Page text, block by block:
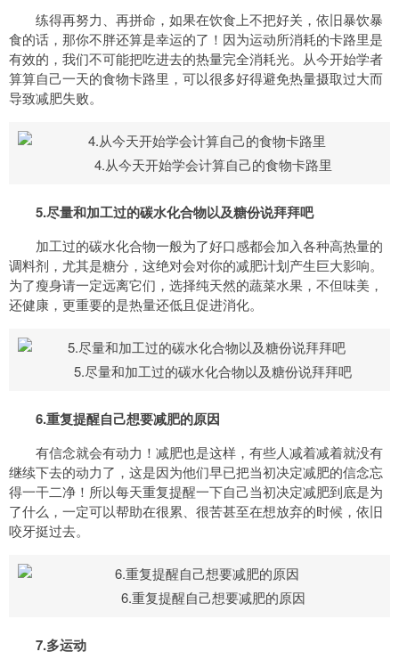
练得再努力、再拼命，如果在饮食上不把好关，依旧暴饮暴
食的话，那你不胖还算是幸运的了！因为运动所消耗的卡路里是
有效的，我们不可能把吃进去的热量完全消耗光。从今开始学者
算算自己一天的食物卡路里，可以很多好得避免热量摄取过大而
导致减肥失败。
4.从今天开始学会计算自己的食物卡路里
5.尽量和加工过的碳水化合物以及糖份说拜拜吧
加工过的碳水化合物一般为了好口感都会加入各种高热量的
调料剂，尤其是糖分，这绝对会对你的减肥计划产生巨大影响。
为了瘦身请一定远离它们，选择纯天然的蔬菜水果，不但味美，
还健康，更重要的是热量还低且促进消化。
5.尽量和加工过的碳水化合物以及糖份说拜拜吧
6.重复提醒自己想要减肥的原因
有信念就会有动力！减肥也是这样，有些人减着减着就没有
继续下去的动力了，这是因为他们早已把当初决定减肥的信念忘
得一干二净！所以每天重复提醒一下自己当初决定减肥到底是为
了什么，一定可以帮助在很累、很苦甚至在想放弃的时候，依旧
咬牙挺过去。
6.重复提醒自己想要减肥的原因
7.多运动